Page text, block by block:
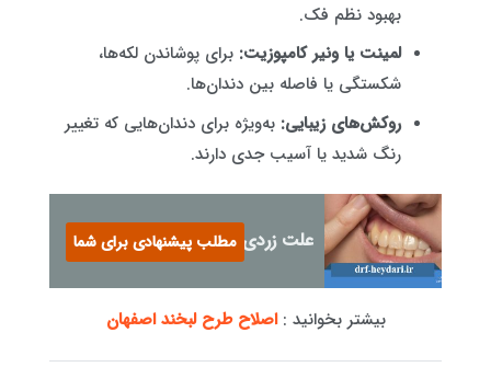
بهبود نظم فک.
لمینت یا ونیر کامپوزیت: برای پوشاندن لکه‌ها،
شکستگی یا فاصله بین دندان‌ها.
روکش‌های زیبایی: به‌ویژه برای دندان‌هایی که تغییر
رنگ شدید یا آسیب جدی دارند.
علت زردی دندانمطلب پیشنهادی برای شما
بیشتر بخوانید :اصلاح طرح لبخند اصفهان